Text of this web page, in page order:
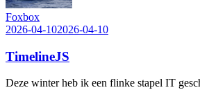
Foxbox
2026-04-102026-04-10
TimelineJS
Deze winter heb ik een flinke stapel IT